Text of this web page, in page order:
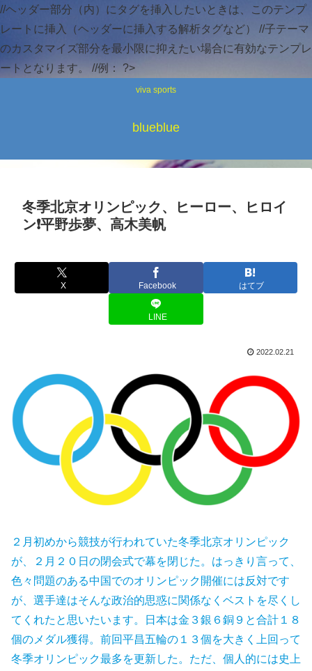
//ヘッダー部分（内）にタグを挿入したいときは、このテンプ
レートに挿入（ヘッダーに挿入する解析タグなど） //子テーマ
のカスタマイズ部分を最小限に抑えたい場合に有効なテンプレ
ートとなります。 //例：
?>
viva sports
blueblue
冬季北京オリンピック、ヒーロー、ヒロイ
ン❗平野歩夢、高木美帆
X Facebook はてブ
LINE
2022.02.21
２月初めから競技が行われていた冬季北京オリンピック
が、２月２０日の閉会式で幕を閉じた。はっきり言って、
色々問題のある中国でのオリンピック開催には反対です
が、選手達はそんな政治的思惑に関係なくベストを尽くし
てくれたと思いたいます。日本は金３銀６銅９と合計１８
個のメダル獲得。前回平昌五輪の１３個を大きく上回って
冬季オリンピック最多を更新した。ただ、個人的には史上